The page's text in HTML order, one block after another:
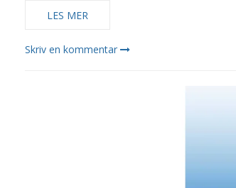
LES MER
Skriv en kommentar